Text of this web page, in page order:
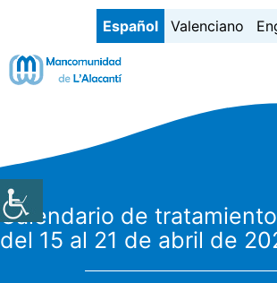
contenido
Español Valenciano
Calendario de
del 15 al 21 de abril de